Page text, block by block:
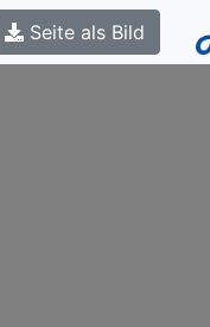
Seite als Bild